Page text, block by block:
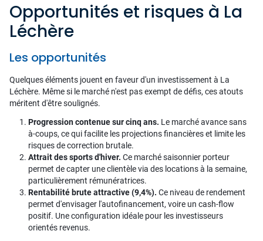
Opportunités et risques à La
Léchère
Les opportunités
Quelques éléments jouent en faveur d'un investissement à La
Léchère. Même si le marché n'est pas exempt de défis, ces atouts
méritent d'être soulignés.
Progression contenue sur cinq ans. Le marché avance sans
à-coups, ce qui facilite les projections financières et limite les
risques de correction brutale.
Attrait des sports d'hiver. Ce marché saisonnier porteur
permet de capter une clientèle via des locations à la semaine,
particulièrement rémunératrices.
Rentabilité brute attractive (9,4%). Ce niveau de rendement
permet d'envisager l'autofinancement, voire un cash-flow
positif. Une configuration idéale pour les investisseurs
orientés revenus.